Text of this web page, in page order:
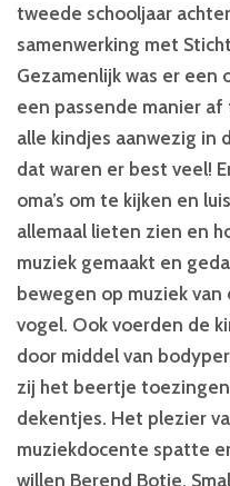
tweede schooljaar
samenwerking met
Gezamenlijk was er een
een passende manier af
alle kindjes aanwezig in
dat waren er best veel!
oma’s om te kijken en
allemaal lieten zien en
muziek gemaakt en
bewegen op muziek
vogel. Ook voerden de
door middel van
zij het beertje
dekentjes. Het plezier
muziekdocente spatte
willen Berend Botje,